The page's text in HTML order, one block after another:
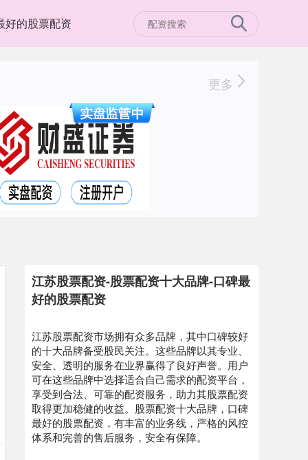
好的股票配资
更多
江苏股票配资-股票配资十大品牌-口碑最
好的股票配资
江苏股票配资市场拥有众多品牌，其中口碑较好
的十大品牌备受股民关注。这些品牌以其专业、
安全、透明的服务在业界赢得了良好声誉。用户
可在这些品牌中选择适合自己需求的配资平台，
享受到合法、可靠的配资服务，助力其股票配资
取得更加稳健的收益。股票配资十大品牌，口碑
最好的股票配资，有丰富的业务线，严格的风控
体系和完善的售后服务，安全有保障。